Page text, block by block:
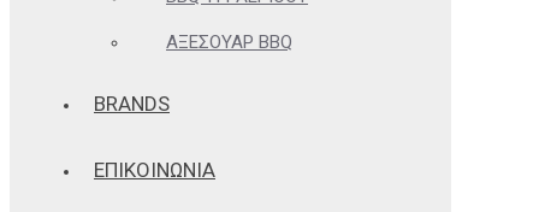
ΑΞΕΣΟΥΆΡ BBQ
BRANDS
ΕΠΙΚΟΙΝΩΝΙΑ